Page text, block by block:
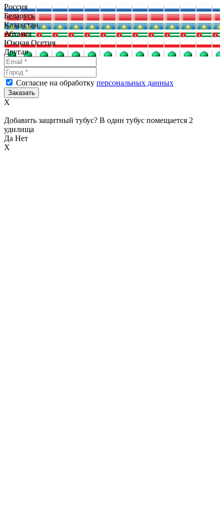
Россия
Беларусь
Казахстан
Абхазия
Южная Осетия
Другая
Согласие на обработку персональных данных
X
Добавить защитный тубус? В один тубус помещается 2
удилища
Да Нет
X